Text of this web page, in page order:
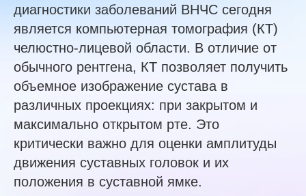
диагностики заболеваний ВНЧС сегодня
является компьютерная томография (КТ)
челюстно-лицевой области. В отличие от
обычного рентгена, КТ позволяет получить
объемное изображение сустава в
различных проекциях: при закрытом и
максимально открытом рте. Это
критически важно для оценки амплитуды
движения суставных головок и их
положения в суставной ямке.